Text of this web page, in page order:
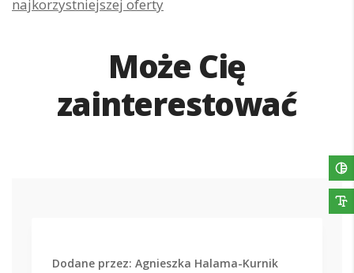
najkorzystniejszej oferty
Może Cię
zainterestować
Dodane przez: Agnieszka Halama-Kurnik